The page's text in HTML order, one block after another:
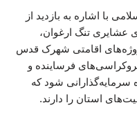
با اشاره به بازدید از
تنگ ارغوان،
اقامتی شهرک قدس
بروکراسی‌های فرساینده و
سرمایه‌گذارانی شود که
استان را دارند.